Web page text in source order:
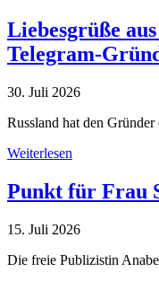
Liebesgrüße
Telegram-
30. Juli 2026
Russland hat den
Weiterlesen
Punkt für Frau
15. Juli 2026
Die freie Publizistin